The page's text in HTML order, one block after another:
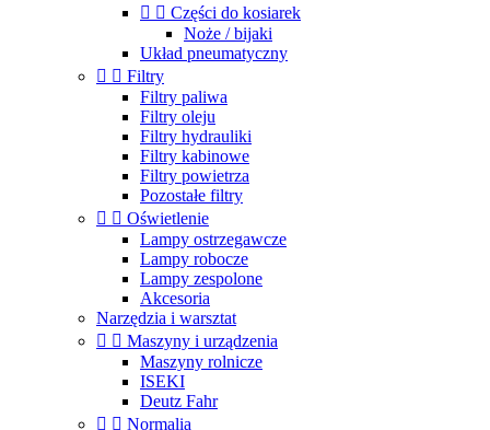
  Części do kosiarek
Noże / bijaki
Układ pneumatyczny
  Filtry
Filtry paliwa
Filtry oleju
Filtry hydrauliki
Filtry kabinowe
Filtry powietrza
Pozostałe filtry
  Oświetlenie
Lampy ostrzegawcze
Lampy robocze
Lampy zespolone
Akcesoria
Narzędzia i warsztat
  Maszyny i urządzenia
Maszyny rolnicze
ISEKI
Deutz Fahr
  Normalia